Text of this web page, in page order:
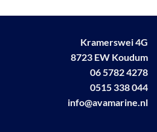
kan
Kramerswei 4G
8723 EW Koudum
06 5782 4278
0515 338 044
info@avamarine.nl